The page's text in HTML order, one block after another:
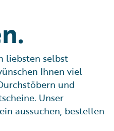
liebsten selbst
Ihnen viel
und
Unser
aussuchen, bestellen